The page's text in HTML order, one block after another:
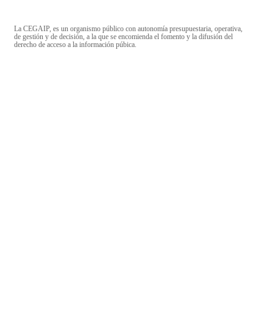
La CEGAIP, es un organismo público con autonomía presupuestaria, operativa,
de gestión y de decisión, a la que se encomienda el fomento y la difusión del
derecho de acceso a la información púbica.